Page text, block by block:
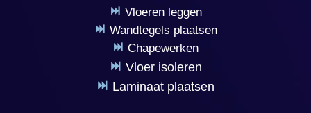
Vloeren leggen
Wandtegels plaatsen
Chapewerken
Vloer isoleren
Laminaat plaatsen